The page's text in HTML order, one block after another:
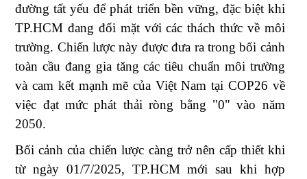
đường tất yếu để phát triển bền vững, đặc biệt khi
TP.HCM đang đối mặt với các thách thức về môi
trường. Chiến lược này được đưa ra trong bối cảnh
toàn cầu đang gia tăng các tiêu chuẩn môi trường
và cam kết mạnh mẽ của Việt Nam tại COP26 về
việc đạt mức phát thải ròng bằng "0" vào năm
2050.
Bối cảnh của chiến lược càng trở nên cấp thiết khi
từ ngày 01/7/2025, TP.HCM mới sau khi hợp